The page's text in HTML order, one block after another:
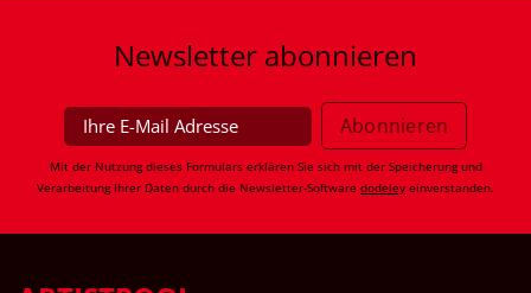
Newsletter abonnieren
Mit der Nutzung dieses Formulars erklären Sie sich mit der Speicherung und
Verarbeitung Ihrer Daten durch die Newsletter-Software dodeley einverstanden.